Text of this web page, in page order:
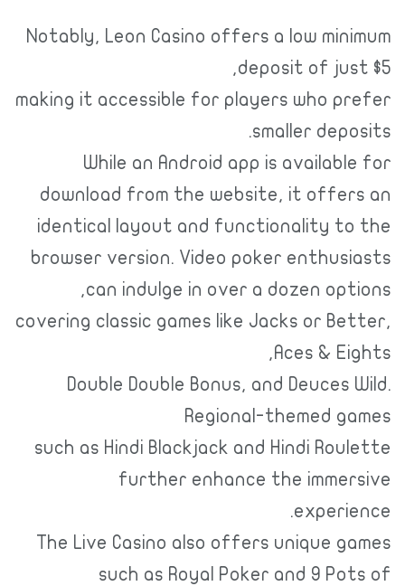
Notably, Leon Casino offers a low minimum
deposit of just $5,
making it accessible for players who prefer
smaller deposits.
While an Android app is available for
download from the website, it offers an
identical layout and functionality to the
browser version. Video poker enthusiasts
can indulge in over a dozen options,
covering classic games like Jacks or Better,
Aces & Eights,
Double Double Bonus, and Deuces Wild.
Regional-themed games
such as Hindi Blackjack and Hindi Roulette
further enhance the immersive
experience.
The Live Casino also offers unique games
such as Royal Poker and 9 Pots of